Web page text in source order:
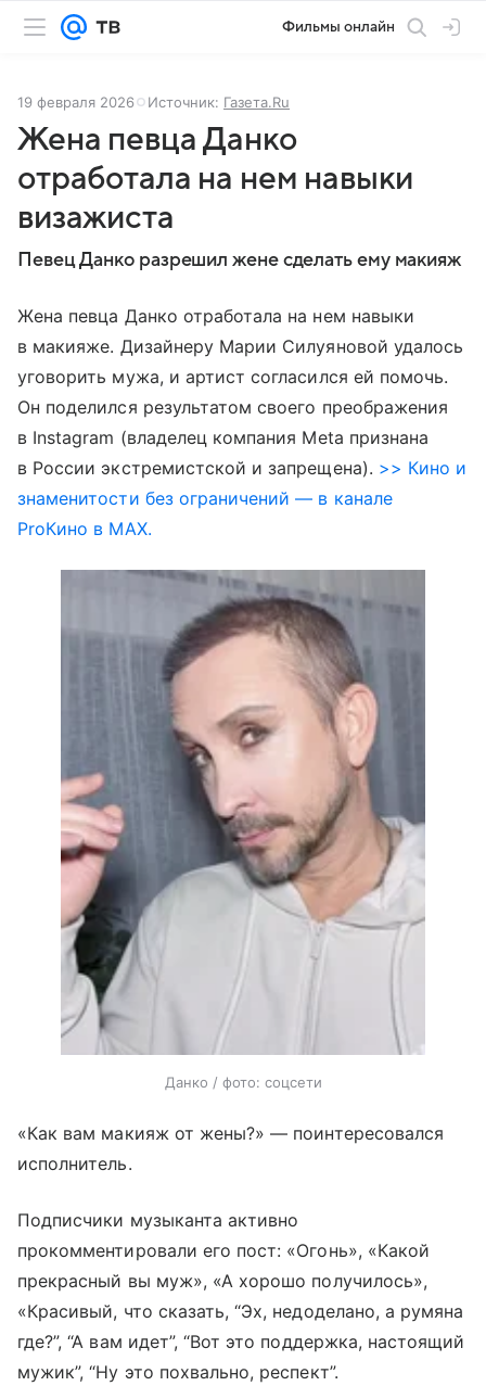
Фильмы онлайн
19 февраля 2026 Источник: Газета.Ru
Жена певца Данко
отработала на нем навыки
визажиста
Певец Данко разрешил жене сделать ему макияж
Жена певца Данко отработала на нем навыки
в макияже. Дизайнеру Марии Силуяновой удалось
уговорить мужа, и артист согласился ей помочь.
Он поделился результатом своего преображения
в Instagram (владелец компания Meta признана
в России экстремистской и запрещена). >> Кино и
знаменитости без ограничений — в канале
ProКино в MAX.
Данко / фото: соцсети
«Как вам макияж от жены?» — поинтересовался
исполнитель.
Подписчики музыканта активно
прокомментировали его пост: «Огонь», «Какой
прекрасный вы муж», «А хорошо получилось»,
«Красивый, что сказать, “Эх, недоделано, а румяна
где?”, “А вам идет”, “Вот это поддержка, настоящий
мужик”, “Ну это похвально, респект”.